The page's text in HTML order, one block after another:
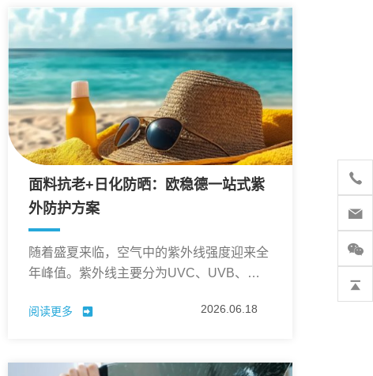
面料抗老+日化防晒：欧稳德一站式紫
外防护方案
随着盛夏来临，空气中的紫外线强度迎来全
年峰值。紫外线主要分为UVC、UVB、
需特别防护，真正伤害人体与织物的正是
阅读更多 2026.06.18